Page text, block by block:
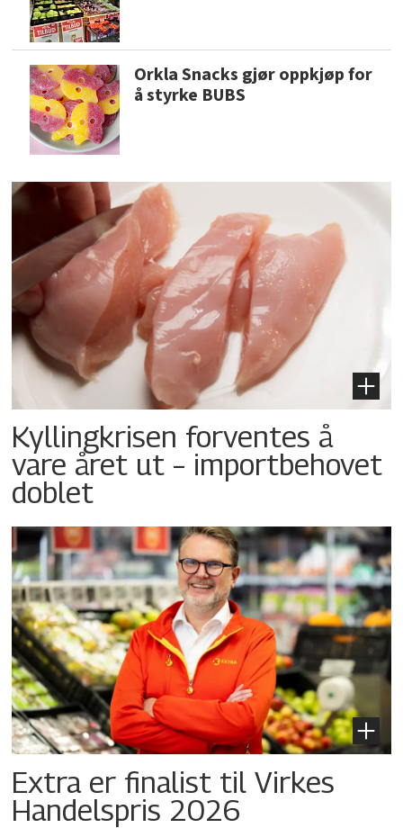
Orkla Snacks gjør oppkjøp for
å styrke BUBS
Kyllingkrisen forventes å
vare året ut – importbehovet
doblet
Extra er finalist til Virkes
Handelspris 2026